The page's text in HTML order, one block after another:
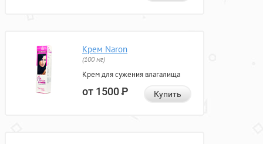
Крем Naron
(100 мг)
Крем для сужения влагалища
от 1500Р Купить